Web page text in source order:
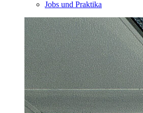
Jobs und Praktika